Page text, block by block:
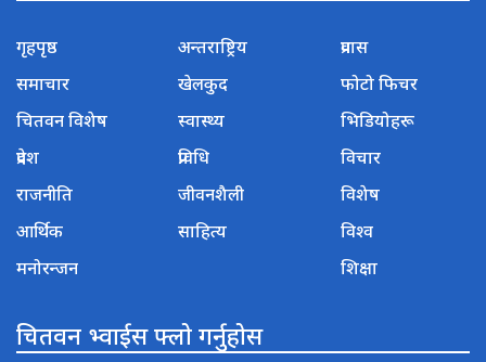
गृहपृष्ठ
समाचार
चितवन विशेष
प्रदेश
राजनीति
आर्थिक
मनोरन्जन
अन्तराष्ट्रिय
खेलकुद
स्वास्थ्य
प्रविधि
जीवनशैली
साहित्य
प्रवास
फोटो फिचर
भिडियोहरू
विचार
विशेष
विश्व
शिक्षा
चितवन भ्वाईस फ्लो गर्नुहोस